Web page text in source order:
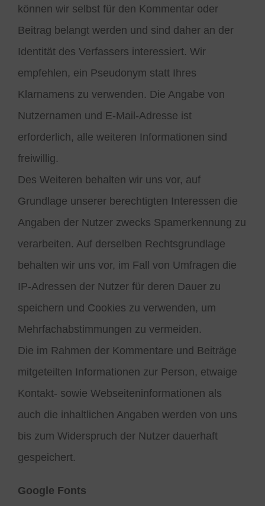
können wir selbst für den Kommentar oder
Beitrag belangt werden und sind daher an der
Identität des Verfassers interessiert. Wir
empfehlen, ein Pseudonym statt Ihres
Klarnamens zu verwenden. Die Angabe von
Nutzernamen und E-Mail-Adresse ist
erforderlich, alle weiteren Informationen sind
freiwillig.
Des Weiteren behalten wir uns vor, auf
Grundlage unserer berechtigten Interessen die
Angaben der Nutzer zwecks Spamerkennung zu
verarbeiten. Auf derselben Rechtsgrundlage
behalten wir uns vor, im Fall von Umfragen die
IP-Adressen der Nutzer für deren Dauer zu
speichern und Cookies zu verwenden, um
Mehrfachabstimmungen zu vermeiden.
Die im Rahmen der Kommentare und Beiträge
mitgeteilten Informationen zur Person, etwaige
Kontakt- sowie Webseiteninformationen als
auch die inhaltlichen Angaben werden von uns
bis zum Widerspruch der Nutzer dauerhaft
gespeichert.
Google Fonts